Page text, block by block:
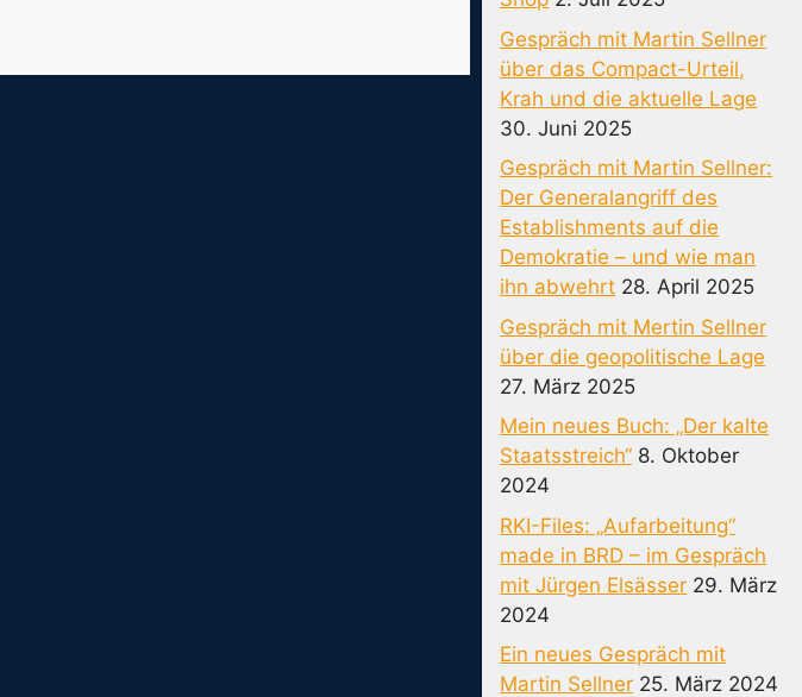
Gespräch mit Martin Sellner
über das Compact-Urteil,
Krah und die aktuelle Lage
30. Juni 2025
Gespräch mit Martin Sellner:
Der Generalangriff des
Establishments auf die
Demokratie – und wie man
ihn abwehrt 28. April 2025
Gespräch mit Mertin Sellner
über die geopolitische Lage
27. März 2025
Mein neues Buch: „Der kalte
Staatsstreich“ 8. Oktober
2024
RKI-Files: „Aufarbeitung“
made in BRD – im Gespräch
mit Jürgen Elsässer 29. März
2024
Ein neues Gespräch mit
Martin Sellner 25. März 2024